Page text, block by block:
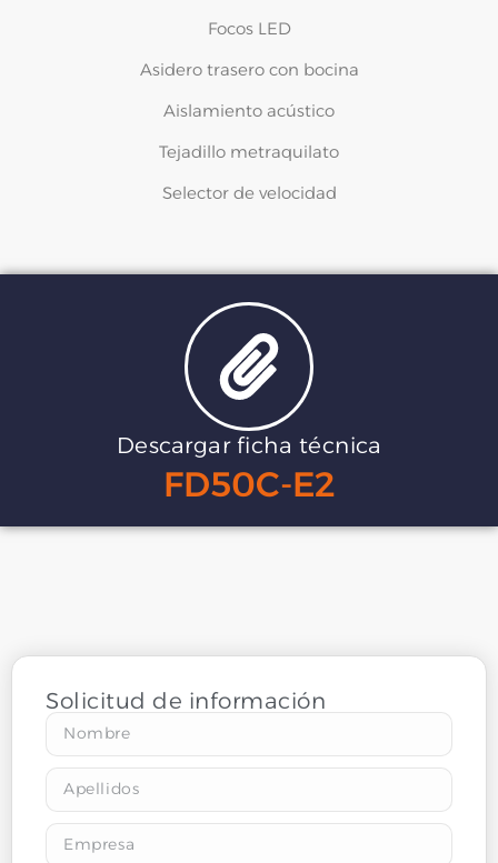
Focos LED
Asidero trasero con bocina
Aislamiento acústico
Tejadillo metraquilato
Selector de velocidad
Descargar ficha técnica
FD50C-E2
Solicitud de información